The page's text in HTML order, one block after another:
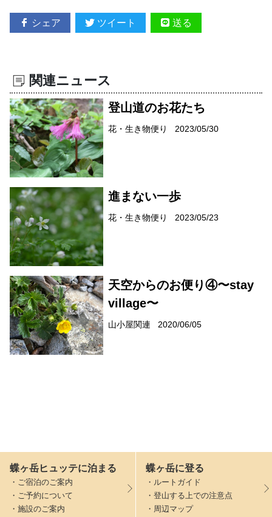
シェア ツイート 送る
関連ニュース
登山道のお花たち
花・生き物便り 2023/05/30
進まない一歩
花・生き物便り 2023/05/23
天空からのお便り④〜stay
village〜
山小屋関連 2020/06/05
蝶ヶ岳ヒュッテに泊まる
・ご宿泊のご案内
・ご予約について
・施設のご案内
蝶ヶ岳に登る
・ルートガイド
・登山する上での注意点
・周辺マップ